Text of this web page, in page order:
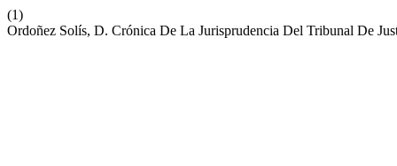
(1)
Ordoñez Solís, D. Crónica De La Jurisprudencia Del Tribunal De